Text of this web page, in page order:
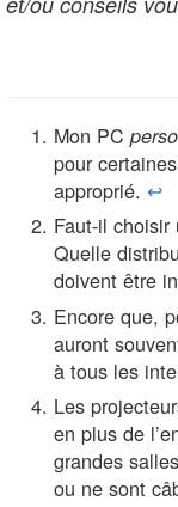
Mon PC perso
pour
approprié. ↩︎
Faut-il
Quelle
doivent être
Encore que,
auront
à tous les
Les
en plus de
grandes
ou ne sont